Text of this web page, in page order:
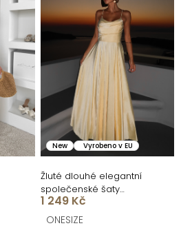
New Vyrobeno v EU
Žluté dlouhé elegantní
společenské šaty
BELLARA na ramínka
1 249 Kč
ONESIZE